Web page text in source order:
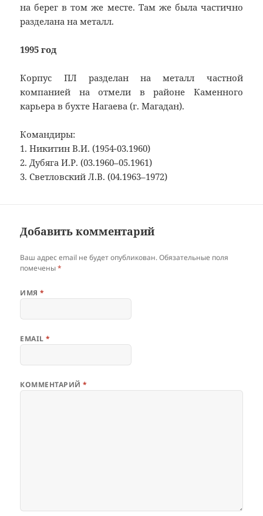
на берег в том же месте. Там же была частично
разделана на металл.
1995 год
Корпус ПЛ разделан на металл частной
компанией на отмели в районе Каменного
карьера в бухте Нагаева (г. Магадан).
Командиры:
1. Никитин В.И. (1954-03.1960)
2. Дубяга И.Р. (03.1960–05.1961)
3. Светловский Л.В. (04.1963–1972)
Добавить комментарий
Ваш адрес email не будет опубликован. Обязательные поля
помечены*
ИМЯ*
EMAIL*
КОММЕНТАРИЙ*